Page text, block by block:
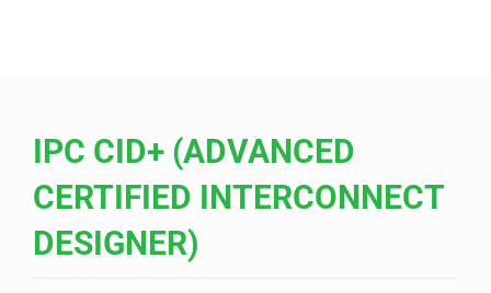
IPC CID+ (ADVANCED
CERTIFIED INTERCONNECT
DESIGNER)